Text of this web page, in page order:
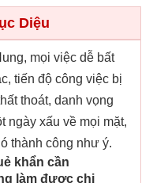
Diệu
mọi việc dễ bất
tiến độ công việc bị
thoát, danh vọng
ngày xấu về mọi mặt,
thành công như ý.
khẩn cần
làm được chi